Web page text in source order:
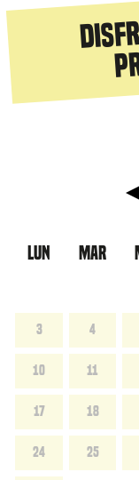
LUN MAR
3 4
10 11
17 18
24 25